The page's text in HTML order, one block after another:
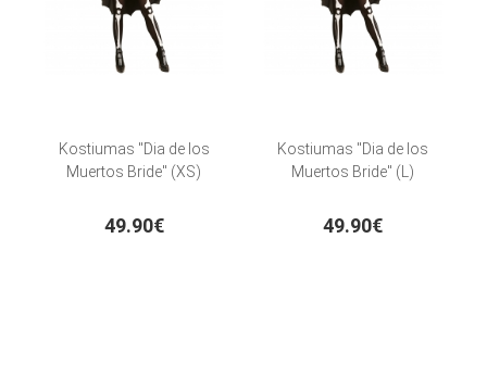
Kostiumas "Dia de los
Muertos Bride" (XS)
49.90€
Kostiumas "Dia de los
Muertos Bride" (L)
49.90€